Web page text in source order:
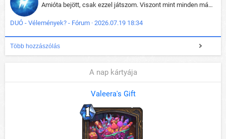
Amióta bejött, csak ezzel játszom. Viszont mint minden más - akár az alapjáték is, ez is baromira összetett lett. Néha már pár kör után is esélytelen az egész. Vagy irreállisan túltápol valaki, vagy lelép a partner, vagy csak hülye mint a segg. És amikor eljönne az én időm, na akkor jön el mindenki másé is. Engem jobban érdekelne, hogy ki milyen ratingen szokott játszani. Na ez lenne egy érdekes adat.
DUÓ - Vélemények? - Fórum · 2026.07.19 18:34
Több hozzászólás
A nap kártyája
Valeera's Gift